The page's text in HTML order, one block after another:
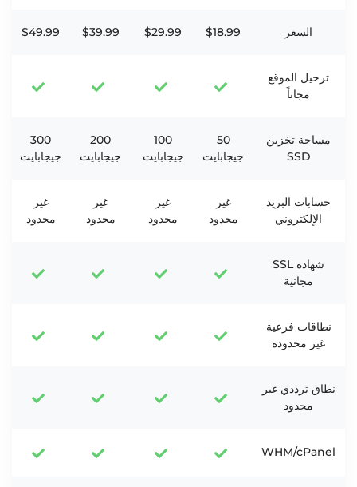
السعر $18.99
$29.99
$39.99
$49.99
ترحيل الموقع
مجاناً
مساحة تخزين
SSD
50
جيجابايت
100
جيجابايت
200
جيجابايت
300
جيجابايت
حسابات البريد
الإلكتروني
غير
محدود
غير
محدود
غير
محدود
غير
محدود
شهادة SSL
مجانية
نطاقات فرعية
غير محدودة
نطاق ترددي غير
محدود
WHM/cPanel